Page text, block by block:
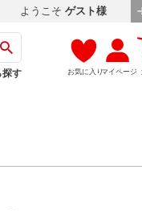
ようこそ ゲスト様
探す お気に入りマイページ